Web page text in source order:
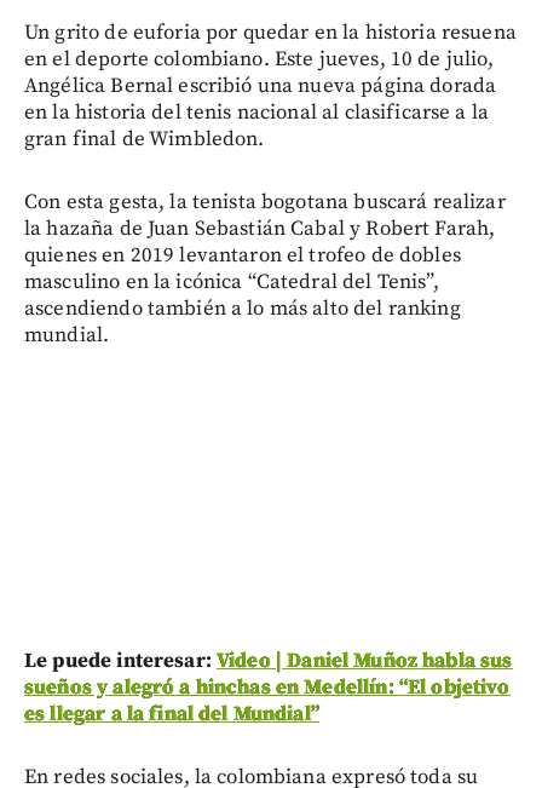
Un grito de euforia por quedar en la historia resuena
en el deporte colombiano. Este jueves, 10 de julio,
Angélica Bernal escribió una nueva página dorada
en la historia del tenis nacional al clasificarse a la
gran final de Wimbledon.
Con esta gesta, la tenista bogotana buscará realizar
la hazaña de Juan Sebastián Cabal y Robert Farah,
quienes en 2019 levantaron el trofeo de dobles
masculino en la icónica “Catedral del Tenis”,
ascendiendo también a lo más alto del ranking
mundial.
Le puede interesar: Video | Daniel Muñoz habla sus
sueños y alegró a hinchas en Medellín: “El objetivo
es llegar a la final del Mundial”
En redes sociales, la colombiana expresó toda su